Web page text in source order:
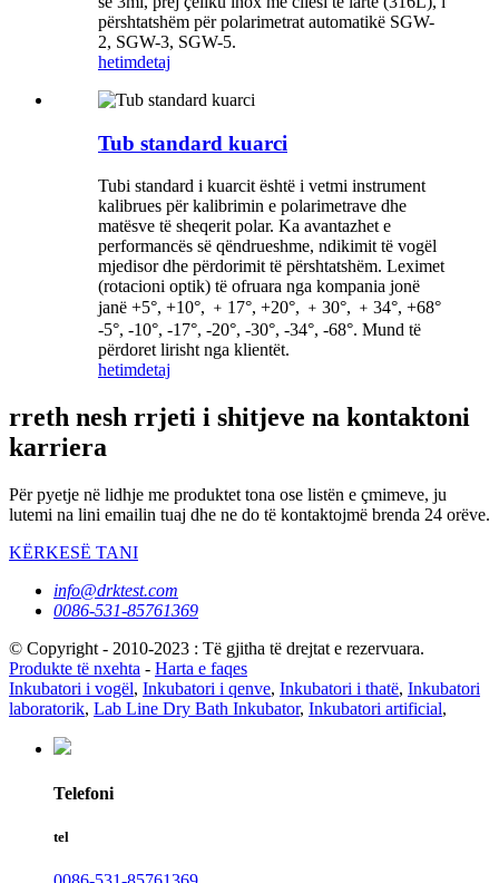
përshtatshëm për polarimetrat automatikë SGW-
2, SGW-3, SGW-5.
hetimdetaj
Tub standard kuarci
Tubi standard i kuarcit është i vetmi instrument
kalibrues për kalibrimin e polarimetrave dhe
matësve të sheqerit polar. Ka avantazhet e
performancës së qëndrueshme, ndikimit të vogël
mjedisor dhe përdorimit të përshtatshëm. Leximet
(rotacioni optik) të ofruara nga kompania jonë
janë +5°, +10°, ﹢17°, +20°, ﹢30°, ﹢34°, +68°
-5°, -10°, -17°, -20°, -30°, -34°, -68°. Mund të
përdoret lirisht nga klientët.
hetimdetaj
rreth nesh rrjeti i shitjeve na kontaktoni
karriera
Për pyetje në lidhje me produktet tona ose listën e çmimeve, ju
lutemi na lini emailin tuaj dhe ne do të kontaktojmë brenda 24 orëve.
KËRKESË TANI
info@drktest.com
0086-531-85761369
© Copyright - 2010-2023 : Të gjitha të drejtat e rezervuara.
Produkte të nxehta - Harta e faqes
Inkubatori i vogël, Inkubatori i qenve, Inkubatori i thatë, Inkubatori
laboratorik, Lab Line Dry Bath Inkubator, Inkubatori artificial,
Telefoni
tel